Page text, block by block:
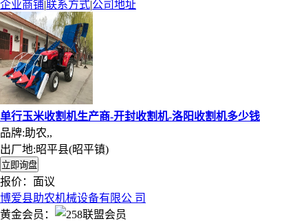
企业商铺|联系方式|公司地址
单行玉米收割机生产商-开封收割机-洛阳收割机多少钱
品牌:助农,,
出厂地:昭平县(昭平镇)
报价： 面议
博爱县助农机械设备有限公 司
黄金会员：